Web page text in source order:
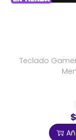
Teclado